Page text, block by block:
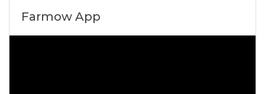
Farmow App